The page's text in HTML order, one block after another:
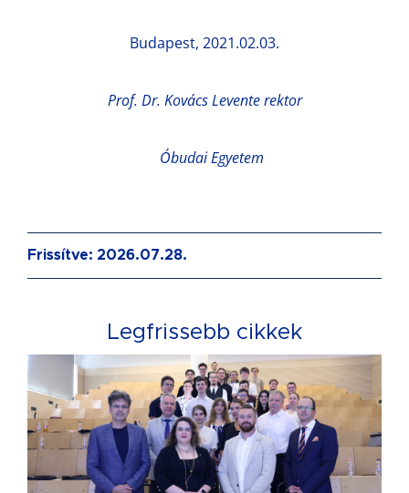
Budapest, 2021.02.03.
Prof. Dr. Kovács Levente rektor
Óbudai Egyetem
Frissítve: 2026.07.28.
Legfrissebb cikkek